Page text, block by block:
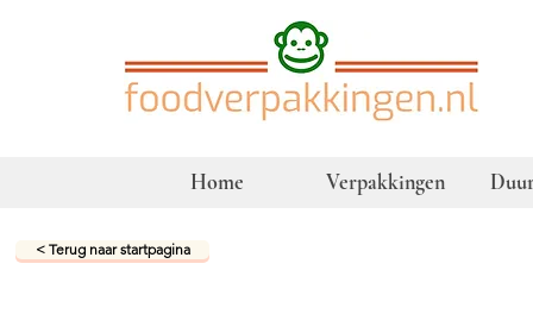
Home Verpakkingen
< Terug naar startpagina